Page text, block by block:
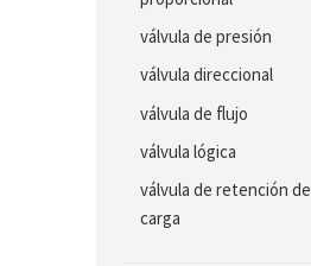
válvula de presión
válvula direccional
válvula de flujo
válvula lógica
válvula de retención de
carga